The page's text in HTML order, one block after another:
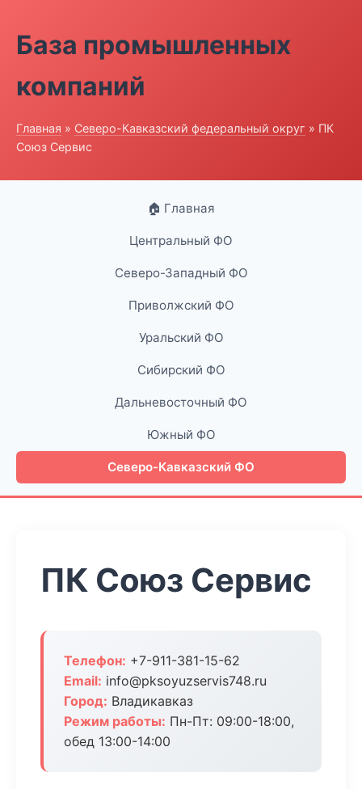
База промышленных
компаний
Главная » Северо-Кавказский федеральный округ » ПК
Союз Сервис
🏠 Главная
Центральный ФО
Северо-Западный ФО
Приволжский ФО
Уральский ФО
Сибирский ФО
Дальневосточный ФО
Южный ФО
Северо-Кавказский ФО
ПК Союз Сервис
Телефон: +7-911-381-15-62
Email: info@pksoyuzservis748.ru
Город: Владикавказ
Режим работы: Пн-Пт: 09:00-18:00,
обед 13:00-14:00